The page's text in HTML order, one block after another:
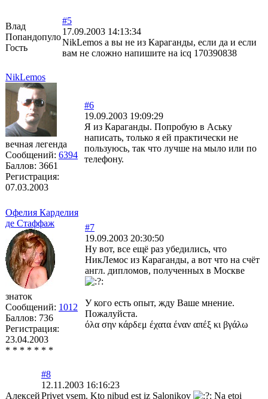
Влад
Попандопуло
Гость
#5
17.09.2003 14:13:34
NikLemos а вы не из Караганды, если да и если
вам не сложно напишите на icq 170390838
NikLemos
вечная легенда
Сообщений: 6394
Баллов: 3661
Регистрация:
07.03.2003
#6
19.09.2003 19:09:29
Я из Караганды. Попробую в Аську
написать, только я ей практически не
пользуюсь, так что лучше на мыло или по
телефону.
Офелия Карделия
де Стаффаж
знаток
Сообщений: 1012
Баллов: 736
Регистрация:
23.04.2003
* * * * * * *
#7
19.09.2003 20:30:50
Ну вот, все ещё раз убедились, что
НикЛемос из Караганды, а вот что на счёт
англ. дипломов, полученных в Москве
У кого есть опыт, жду Ваше мнение.
Пожалуйста.
όλα σην κάρδεμ έχατα έναν απέξ κι βγάλω
Алексей
#8
12.11.2003 16:16:23
Privet vsem. Kto nibud est iz Salonikov
Na etoi